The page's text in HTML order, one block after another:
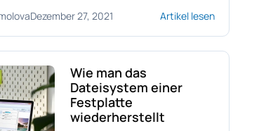
Dezember 27, 2021 Artikel lesen
Wie man das
Dateisystem einer
Festplatte
wiederherstellt